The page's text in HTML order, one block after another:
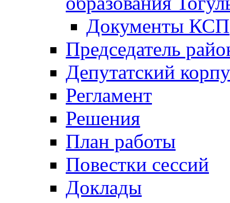
Документы КСП
Председатель
Депутатский
Регламент
Решения
План работы
Повестки сессий
Доклады